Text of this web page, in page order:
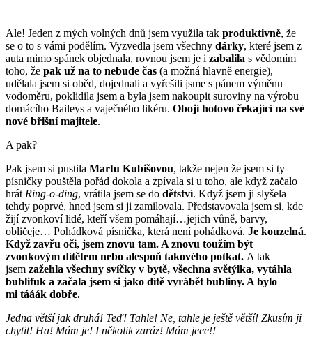
Ale! Jeden z mých volných dnů jsem využila tak produktivně, že
se o to s vámi podělím. Vyzvedla jsem všechny dárky, které jsem z
auta mimo spánek objednala, rovnou jsem je i zabalila s vědomím
toho, že pak už na to nebude čas (a možná hlavně energie),
udělala jsem si oběd, dojednali a vyřešili jsme s pánem výměnu
vodoměru, poklidila jsem a byla jsem nakoupit suroviny na výrobu
domácího Baileys a vaječného likéru. Obojí hotovo čekající na své
nové břišní majitele.
A pak?
Pak jsem si pustila Martu Kubišovou, takže nejen že jsem si ty
písničky pouštěla pořád dokola a zpívala si u toho, ale když začalo
hrát Ring-o-ding, vrátila jsem se do dětství. Když jsem ji slyšela
tehdy poprvé, hned jsem si ji zamilovala. Představovala jsem si, kde
žijí zvonkoví lidé, kteří všem pomáhají…jejich vůně, barvy,
obličeje… Pohádková písnička, která není pohádková. Je kouzelná.
Když zavřu oči, jsem znovu tam. A znovu toužím být
zvonkovým dítětem nebo alespoň takového potkat. A tak
jsem zažehla všechny svíčky v bytě, všechna světýlka, vytáhla
bublifuk a začala jsem si jako dítě vyrábět bubliny. A bylo
mi tááák dobře.
Jedna větší jak druhá! Teď! Tahle! Ne, tahle je ještě větší! Zkusím ji
chytit! Ha! Mám je! I několik zaráz! Mám jeee!!